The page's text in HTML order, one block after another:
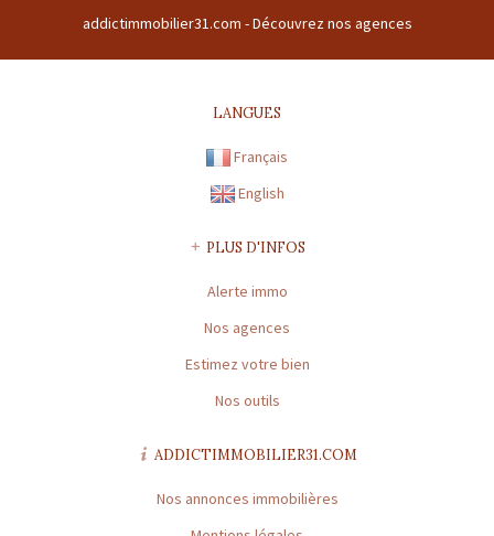
Forme sociale : SARL | Numero TVA Intracommunautaire :
Capital : * | Caisse garantie financière : GALIAN | Montant garantie
Préfecture de délivrance de la carte professionnelle : TOULOUSE |
* : information non renseignée
addictimmobilier31.com -Découvrez nos agences
LANGUES
Français
English
PLUS D'INFOS
Alerte immo
Nos agences
Estimez votre bien
Nos outils
ADDICTIMMOBILIER31.COM
Nos annonces immobilières